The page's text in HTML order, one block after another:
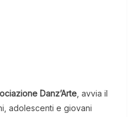
Danz’Arte , avvia il
adolescenti e giovani